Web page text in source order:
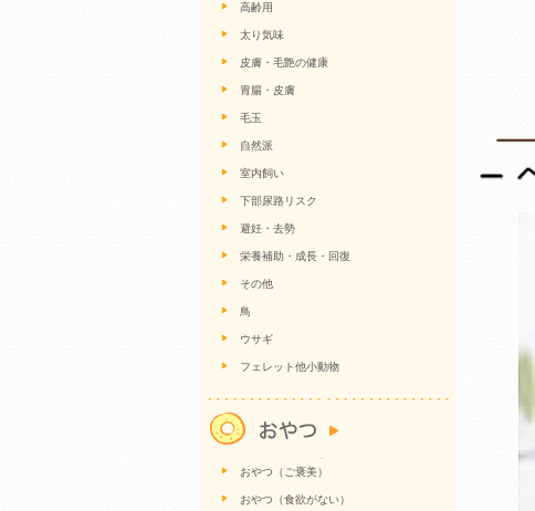
高齢用
太り気味
皮膚・毛艶の健康
胃腸・皮膚
毛玉
自然派
室内飼い
下部尿路リスク
避妊・去勢
栄養補助・成長・回復
その他
鳥
ウサギ
フェレット他小動物
おやつ（ご褒美）
おやつ（食欲がない）